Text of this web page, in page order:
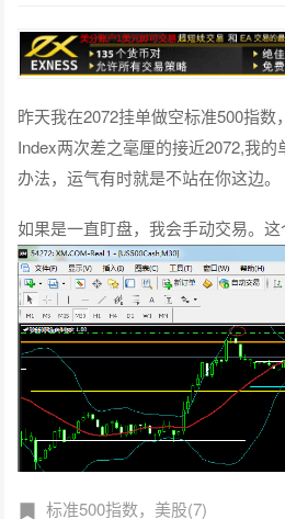
昨天我在2072挂单做空标准500指
Index两次差之毫厘的接近2072,我
办法，运气有时就是不站在你这边。
如果是一直盯盘，我会手动交易。这
标准500指数，美股(7)